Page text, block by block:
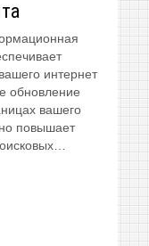
интернет
обновление
вашего
повышает